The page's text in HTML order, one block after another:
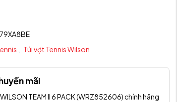
Túi vợt Tennis Wilson
mãi
TEAM II 6 PACK (WRZ852606) chính hãng